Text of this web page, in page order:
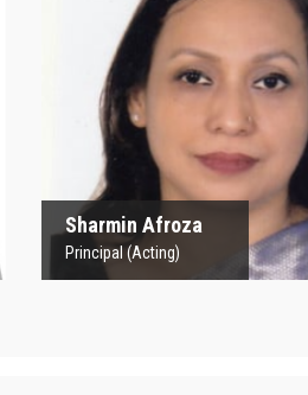
Sharmin Afroza
Principal (Acting)
Sharmin Afroza
Principal (Acting)